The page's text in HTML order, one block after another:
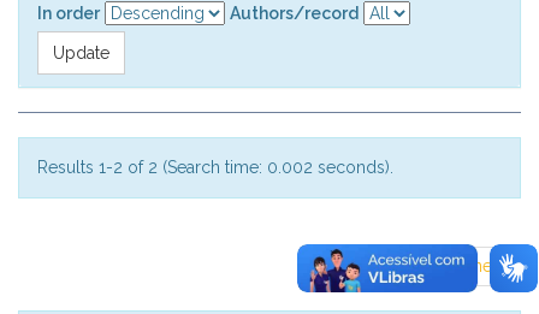
In order
Authors/record
Results 1-2 of 2 (Search time: 0.002 seconds).
previous 1 next